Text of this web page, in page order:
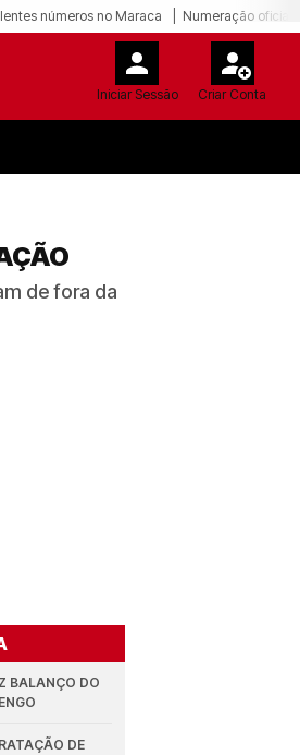
números no Maraca Numeração oficial
Iniciar Sessão Criar Conta
de fora da
BALANÇO DO
DE